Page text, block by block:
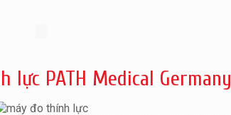
lực PATH Medical Germany